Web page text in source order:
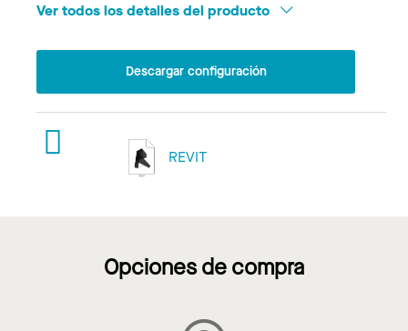
Ver todos los detalles del producto
Descargar configuración
REVIT
Opciones de compra